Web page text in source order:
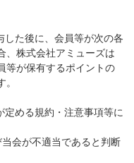
た後に、会員等が次の各
、株式会社アミューズは
等が保有するポイントの
定める規約・注意事項等に
会が不適当であると判断